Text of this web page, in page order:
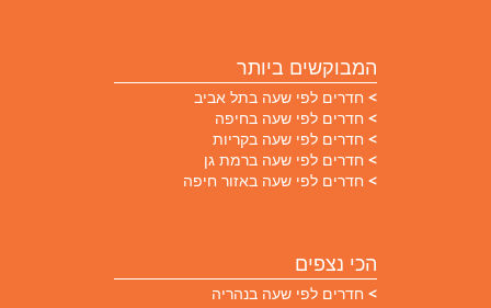
המבוקשים ביותר
חדרים לפי שעה בתל אביב
חדרים לפי שעה בחיפה
חדרים לפי שעה בקריות
חדרים לפי שעה ברמת גן
חדרים לפי שעה באזור חיפה
הכי נצפים
חדרים לפי שעה בנהריה